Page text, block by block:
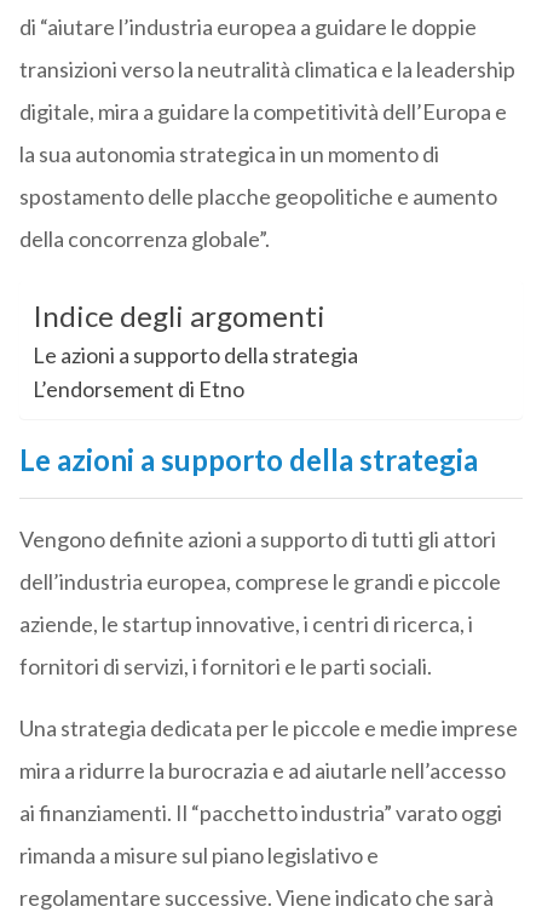
di “aiutare l’industria europea a guidare le doppie
transizioni verso la neutralità climatica e la leadership
digitale, mira a guidare la competitività dell’Europa e
la sua autonomia strategica in un momento di
spostamento delle placche geopolitiche e aumento
della concorrenza globale”.
Indice degli argomenti
Le azioni a supporto della strategia
L’endorsement di Etno
Le azioni a supporto della strategia
Vengono definite azioni a supporto di tutti gli attori
dell’industria europea, comprese le grandi e piccole
aziende, le startup innovative, i centri di ricerca, i
fornitori di servizi, i fornitori e le parti sociali.
Una strategia dedicata per le piccole e medie imprese
mira a ridurre la burocrazia e ad aiutarle nell’accesso
ai finanziamenti. Il “pacchetto industria” varato oggi
rimanda a misure sul piano legislativo e
regolamentare successive. Viene indicato che sarà